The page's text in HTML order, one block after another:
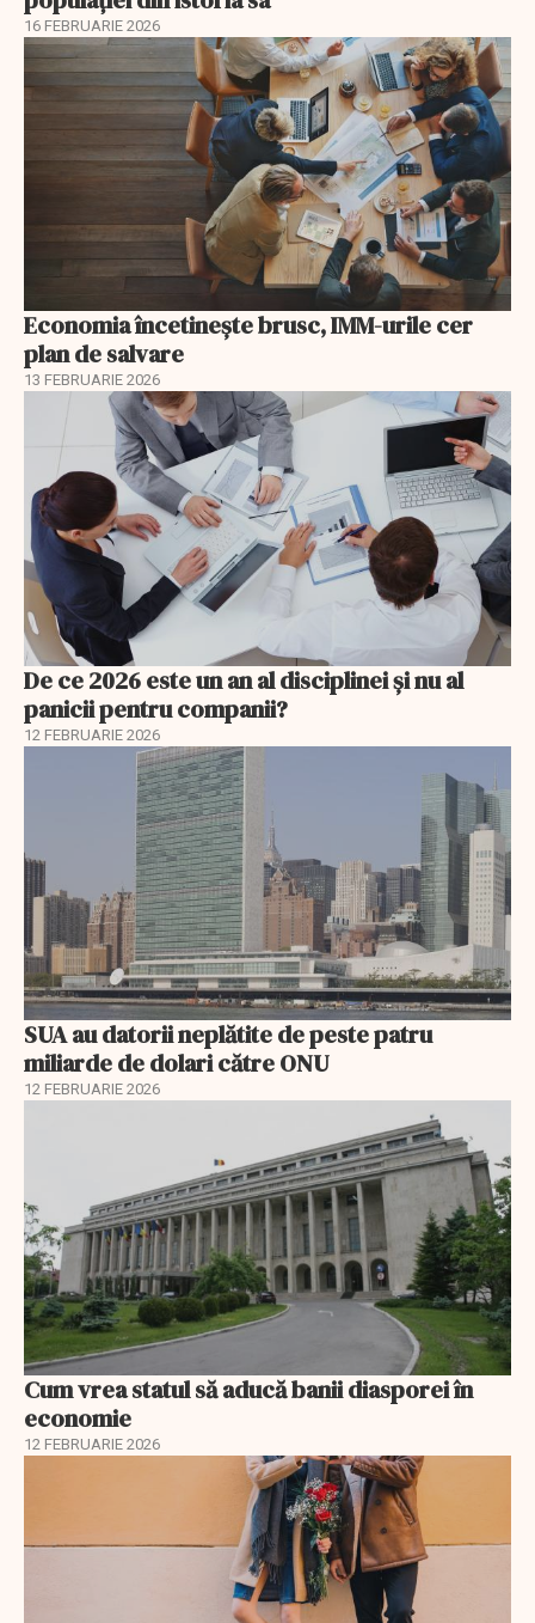
16 FEBRUARIE 2026
Economia încetinește brusc, IMM-urile cer
plan de salvare
13 FEBRUARIE 2026
De ce 2026 este un an al disciplinei și nu al
panicii pentru companii?
12 FEBRUARIE 2026
SUA au datorii neplătite de peste patru
miliarde de dolari către ONU
12 FEBRUARIE 2026
Cum vrea statul să aducă banii diasporei în
economie
12 FEBRUARIE 2026